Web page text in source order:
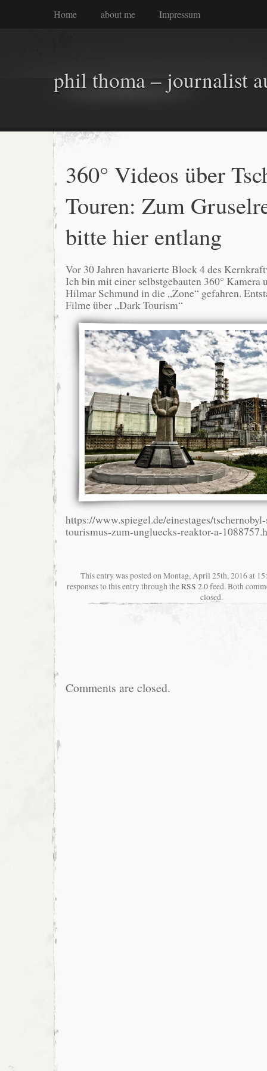
Home about me Impressum
phil thoma – journalist
360° Videos über
Touren: Zum
bitte hier entlang
Vor 30 Jahren havarierte Block 4 des
Ich bin mit einer selbstgebauten 360° Kamera
Hilmar Schmund in die „Zone“ gefahren.
Filme über „Dark Tourism“
https://www.spiegel.de/einestages/
tourismus-zum-ungluecks-reaktor-a-
This entry was posted on Montag, April 25th, 2016 at
responses to this entry through theRSS 2.0feed. Both
closed.
Comments are closed.